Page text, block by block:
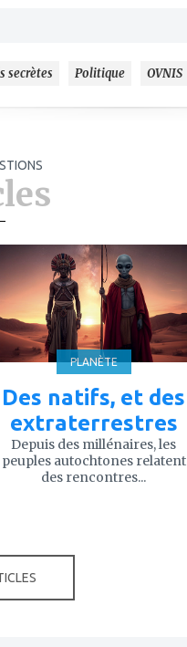
secrètes Politique OVNIS
à
mes
favoris
PLANÈTE
Des natifs, et des
extraterrestres
Depuis des millénaires, les
peuples autochtones relatent
des rencontres...